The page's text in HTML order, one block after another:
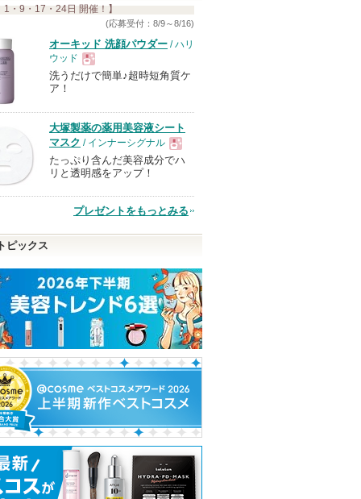
1・9・17・24日 開催！】
(応募受付：8/9～8/16)
オーキッド 洗顔パウダー / ハリ
ウッド
現
品
洗うだけで簡単♪超時短角質ケ
ア！
大塚製薬の薬用美容液シート
マスク / インナーシグナル
現
品
たっぷり含んだ美容成分でハ
リと透明感をアップ！
プレゼントをもっとみる
ピックス